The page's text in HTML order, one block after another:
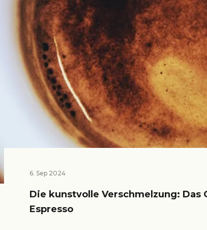
6. Sep 2024
Die kunstvolle Verschmelzung: Das
Espresso